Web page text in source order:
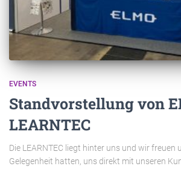
EVENTS
Standvorstellung von
LEARNTEC
Die LEARNTEC liegt hinter uns und wir freuen
Gelegenheit hatten, uns direkt mit unseren